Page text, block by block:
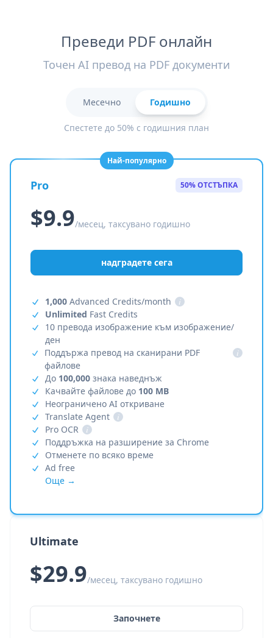
Преведи PDF онлайн
Точен AI превод на PDF документи
Месечно Годишно
Спестете до 50% с годишния план
Най-популярно
Pro 50% ОТСТЪПКА
$9.9/месец, таксувано годишно
надградете сега
1,000 Advanced Credits/month
i
Unlimited Fast Credits
10 превода изображение към изображение/
ден
Поддържа превод на сканирани PDF
файлове
i
До 100,000 знака наведнъж
Качвайте файлове до 100 MB
Неограничено AI откриване
Translate Agent
i
Pro OCR
i
Поддръжка на разширение за Chrome
Отменете по всяко време
Ad free
Още →
Ultimate
$29.9/месец, таксувано годишно
Започнете